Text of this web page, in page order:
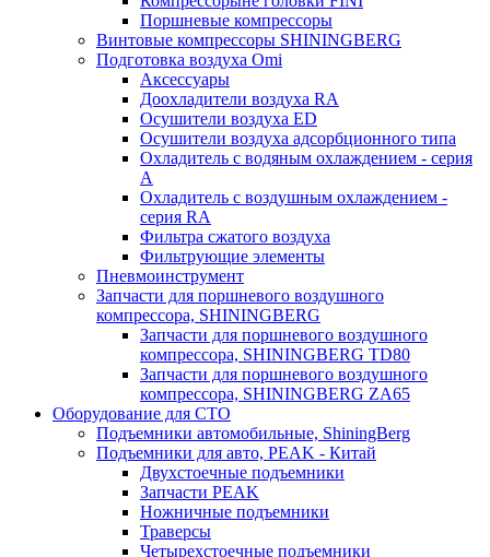
Поршневые компрессоры
Винтовые компрессоры SHININGBERG
Подготовка воздуха Omi
Аксессуары
Доохладители воздуха RA
Осушители воздуха ED
Осушители воздуха адсорбционного типа
Охладитель с водяным охлаждением - серия
A
Охладитель с воздушным охлаждением -
серия RA
Фильтра сжатого воздуха
Фильтрующие элементы
Пневмоинструмент
Запчасти для поршневого воздушного
компрессора, SHININGBERG
Запчасти для поршневого воздушного
компрессора, SHININGBERG TD80
Запчасти для поршневого воздушного
компрессора, SHININGBERG ZA65
Оборудование для СТО
Подъемники автомобильные, ShiningBerg
Подъемники для авто, PEAK - Китай
Двухстоечные подъемники
Запчасти PEAK
Ножничные подъемники
Траверсы
Четырехстоечные подъемники